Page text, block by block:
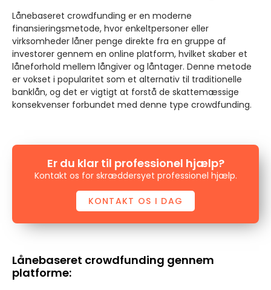
Lånebaseret crowdfunding er en moderne
finansieringsmetode, hvor enkeltpersoner eller
virksomheder låner penge direkte fra en gruppe af
investorer gennem en online platform, hvilket skaber et
låneforhold mellem långiver og låntager. Denne metode
er vokset i popularitet som et alternativ til traditionelle
banklån, og det er vigtigt at forstå de skattemæssige
konsekvenser forbundet med denne type crowdfunding.
Er du klar til professionel hjælp?
Kontakt os for skræddersyet professionel hjælp.
KONTAKT OS I DAG
Lånebaseret crowdfunding gennem
platforme: